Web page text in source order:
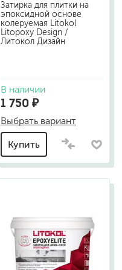
Затирка для плитки на
эпоксидной основе
колеруемая Litokol
Litopoxy Design /
Литокол Дизайн
В наличии
1 750 ₽
Выбрать вариант
Купить